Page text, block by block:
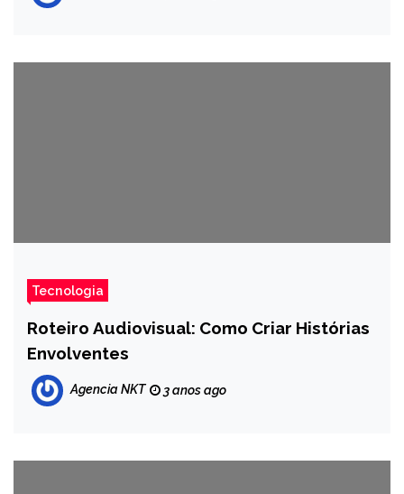
Tecnologia
Roteiro Audiovisual: Como Criar Histórias
Envolventes
Agencia NKT 3 anos ago